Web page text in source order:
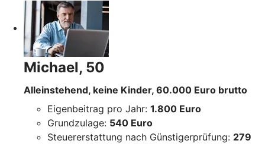
Michael, 50
Alleinstehend, keine Kinder, 60.000 Euro brutto
Eigenbeitrag pro Jahr: 1.800 Euro
Grundzulage: 540 Euro
Steuererstattung nach Günstigerprüfung: 279